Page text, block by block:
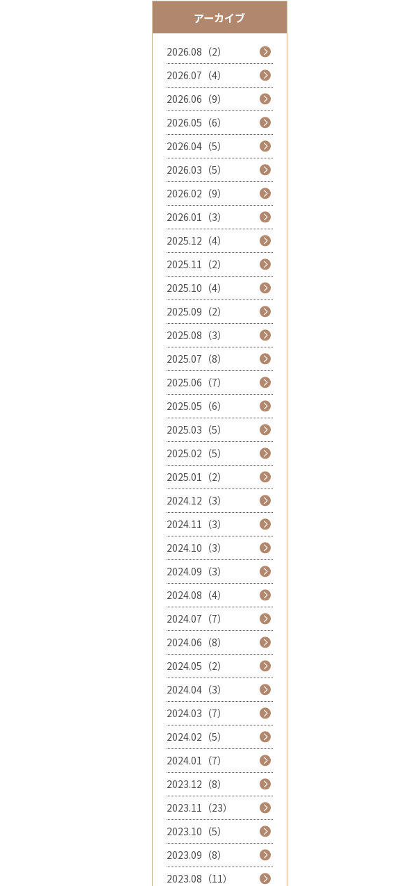
アーカイブ
2026.08（2）
2026.07（4）
2026.06（9）
2026.05（6）
2026.04（5）
2026.03（5）
2026.02（9）
2026.01（3）
2025.12（4）
2025.11（2）
2025.10（4）
2025.09（2）
2025.08（3）
2025.07（8）
2025.06（7）
2025.05（6）
2025.03（5）
2025.02（5）
2025.01（2）
2024.12（3）
2024.11（3）
2024.10（3）
2024.09（3）
2024.08（4）
2024.07（7）
2024.06（8）
2024.05（2）
2024.04（3）
2024.03（7）
2024.02（5）
2024.01（7）
2023.12（8）
2023.11（23）
2023.10（5）
2023.09（8）
2023.08（11）